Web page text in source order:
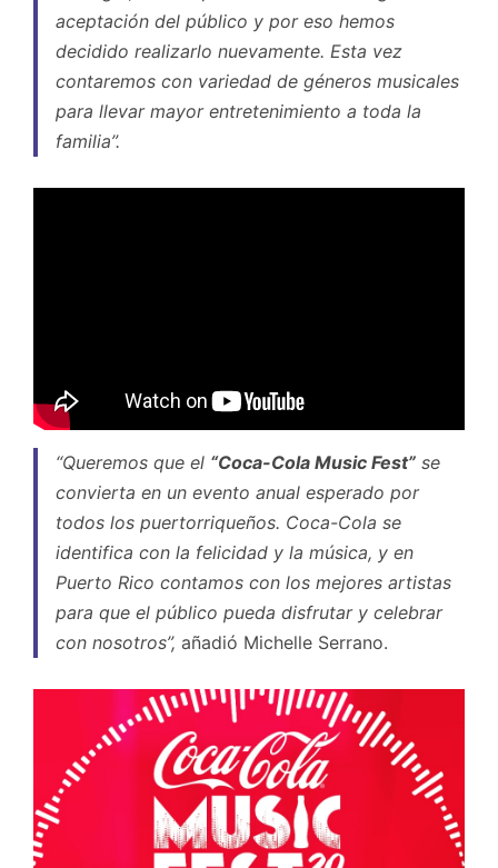
aceptación del público y por eso hemos
decidido realizarlo nuevamente. Esta vez
contaremos con variedad de géneros musicales
para llevar mayor entretenimiento a toda la
familia”.
“Queremos que el “Coca-Cola Music Fest” se
convierta en un evento anual esperado por
todos los puertorriqueños. Coca-Cola se
identifica con la felicidad y la música, y en
Puerto Rico contamos con los mejores artistas
para que el público pueda disfrutar y celebrar
con nosotros”, añadió Michelle Serrano.